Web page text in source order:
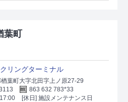
葉町
リングターミナル
葉町大字北田字上ノ原27-29
863 632 783*33
[休日] 施設メンテナンス日